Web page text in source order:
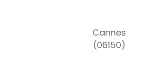
Cannes
(06150)